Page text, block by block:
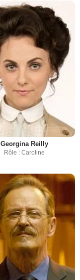
Georgina Reilly
Rôle : Caroline